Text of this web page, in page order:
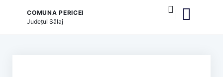
COMUNA PERICEI
JudețulSălaj